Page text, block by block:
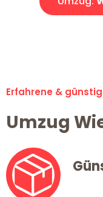
Erfahrene &
Umzug